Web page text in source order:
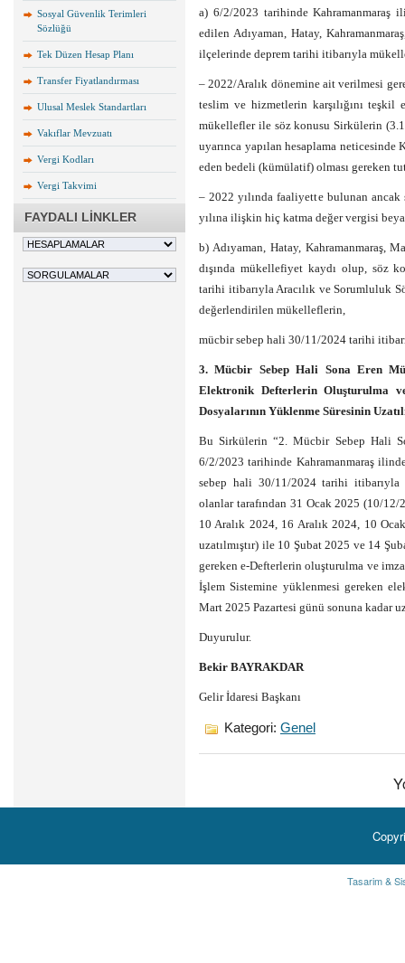
Sosyal Güvenlik Terimleri
Sözlüğü
Tek Düzen Hesap Planı
Transfer Fiyatlandırması
Ulusal Meslek Standartları
Vakıflar Mevzuatı
Vergi Kodları
Vergi Takvimi
FAYDALI LİNKLER
a) 6/2/2023 tarihinde Kahramanmaraş
edilen Adıyaman, Hatay,
ilçelerinde deprem tarihi itibarıyla
– 2022/Aralık dönemine ait verilmesi
teslim ve hizmetlerin karşılığını
mükellefler ile söz konusu Sirkülerin
uyarınca yapılan hesaplama neticesinde
eden bedeli (kümülatif) olması gereken
– 2022 yılında faaliyette bulunan
yılına ilişkin hiç katma değer vergisi
b) Adıyaman, Hatay, Kahramanmaraş,
dışında mükellefiyet kaydı olup, söz
tarihi itibarıyla Aracılık ve Sorumluluk
değerlendirilen mükelleflerin,
mücbir sebep hali 30/11/2024 tarihi
3. Mücbir Sebep Hali Sona Eren
Elektronik Defterlerin Oluşturulma
Dosyalarının Yüklenme Süresinin
Bu Sirkülerin “2. Mücbir Sebep Hali
6/2/2023 tarihinde Kahramanmaraş
sebep hali 30/11/2024 tarihi itibarıyla
olanlar tarafından 31 Ocak 2025 (10/
10 Aralık 2024, 16 Aralık 2024, 10
uzatılmıştır) ile 10 Şubat 2025 ve 14
gereken e-Defterlerin oluşturulma ve
İşlem Sistemine yüklenmesi gereken
Mart 2025 Pazartesi günü sonuna kadar
Duyurulur.
Bekir BAYRAKDAR
Gelir İdaresi Başkanı
Kategori: Genel
Tasarim &